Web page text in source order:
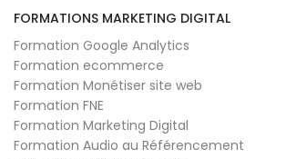
FORMATIONS MARKETING DIGITAL
Formation Google Analytics
Formation ecommerce
Formation Monétiser site web
Formation FNE
Formation Marketing Digital
Formation Audio au Référencement